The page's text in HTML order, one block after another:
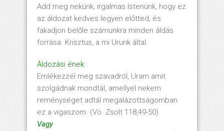
Add meg nekünk, irgalmas Istenünk, hogy ez
az áldozat kedves legyen előtted, és
fakadjon belőle számunkra minden áldás
forrása. Krisztus, a mi Urunk által.
Áldozási ének:
Emlékezzél meg szavadról, Uram amit
szolgádnak mondtál, amellyel nekem
reménységet adtál megalázottságomban
ez a vigaszom. (Vö. Zsolt 118,49-50)
Vagy